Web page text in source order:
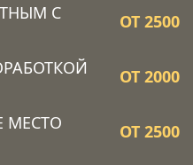
С
ОТ 2500
ОТ 2000
МЕСТО
ОТ 2500